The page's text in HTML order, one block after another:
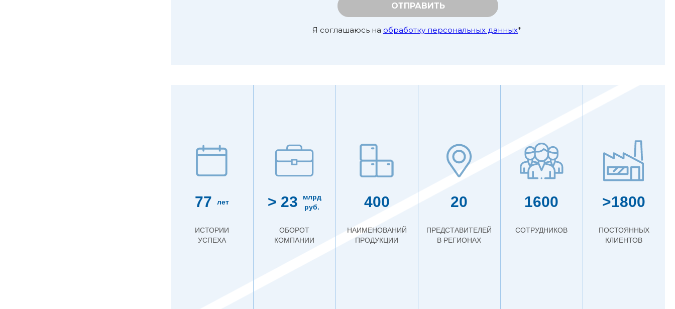
ОТПРАВИТЬ
Я соглашаюсь на обработку персональных данных*
77 лет
ИСТОРИИ
УСПЕХА
> 23
млрд
руб.
ОБОРОТ
КОМПАНИИ
400
НАИМЕНОВАНИЙ
ПРОДУКЦИИ
20
ПРЕДСТАВИТЕЛЕЙ
В РЕГИОНАХ
1600
СОТРУДНИКОВ
>1800
ПОСТОЯННЫХ
КЛИЕНТОВ